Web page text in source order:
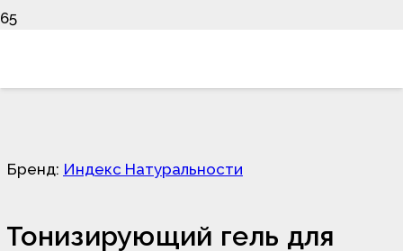
Бренд: Индекс Натуральности
Тонизирующий гель для